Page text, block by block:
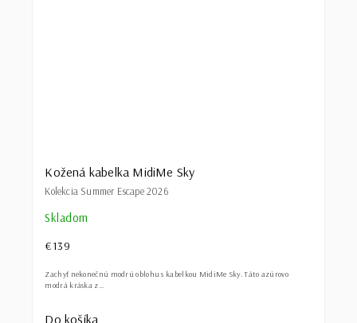
Kožená kabelka MidiMe Sky
Kolekcia Summer Escape 2026
Skladom
€139
Do košíka
Zachyť nekonečnú modrú oblohu s kabelkou MidiMe Sky. Táto azúrovo
modrá kráska z...